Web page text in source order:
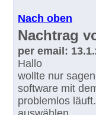
Nach oben
Nachtrag
per email:
Hallo
wollte nur
software mit
problemlos